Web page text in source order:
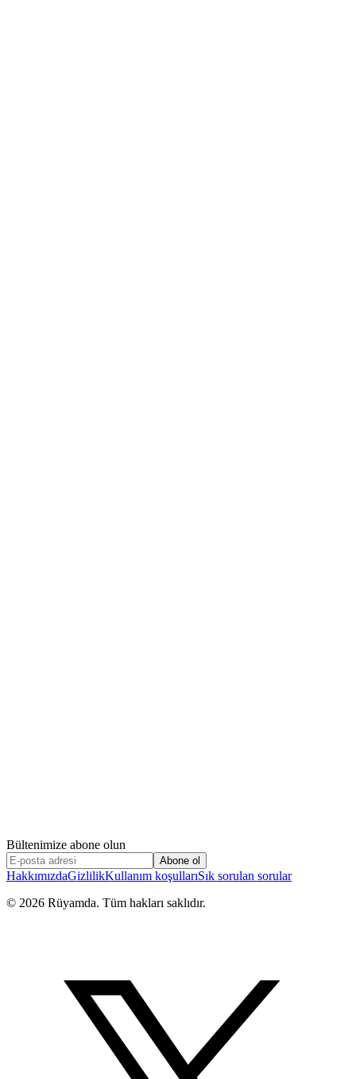
Bültenimize abone olun
Abone ol
HakkımızdaGizlilikKullanım koşullarıSık sorulan sorular
© 2026 Rüyamda. Tüm hakları saklıdır.